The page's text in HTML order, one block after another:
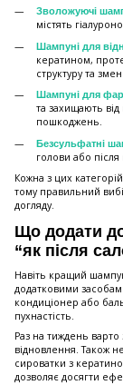
Зволожуючі
містять
Шампуні для
кератином,
структуру та
Шампуні для
та захищають
пошкоджень.
Безсульфатні
голови або
Кожна з цих
тому правильний
догляду.
Що додати
“як після
Навіть кращий
додатковими
кондиціонер або
пухнастість.
Раз на тиждень
відновлення. Також
сироватки з
дозволяє досягти